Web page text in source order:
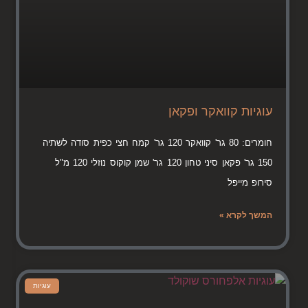
עוגיות קוואקר ופקאן
חומרים: 80 גר' קוואקר 120 גר' קמח חצי כפית סודה לשתיה
150 גר' פקאן סיני טחון 120 גר' שמן קוקוס נוזלי 120 מ"ל
סירופ מייפל
המשך לקרא »
עוגיות